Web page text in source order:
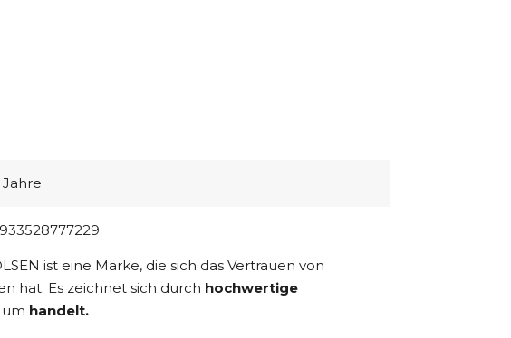
Jahre
ist eine Marke, die sich das Vertrauen von
hat. Es zeichnet sich durch hochwertige
um handelt.